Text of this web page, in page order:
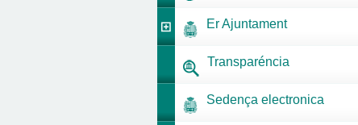
Er Ajuntament
Transparéncia
Sedença electronica